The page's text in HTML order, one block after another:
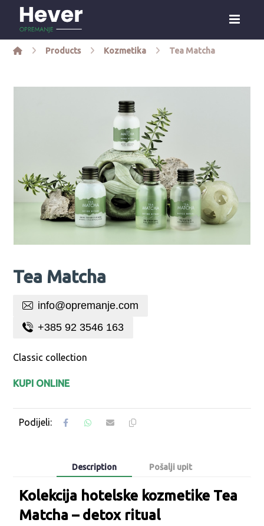
Products Kozmetika Tea Matcha
Tea Matcha
info@opremanje.com
+385 92 3546 163
Classic collection
KUPI ONLINE
Description Pošalji upit
Kolekcija hotelske kozmetike Tea
Matcha – detox ritual